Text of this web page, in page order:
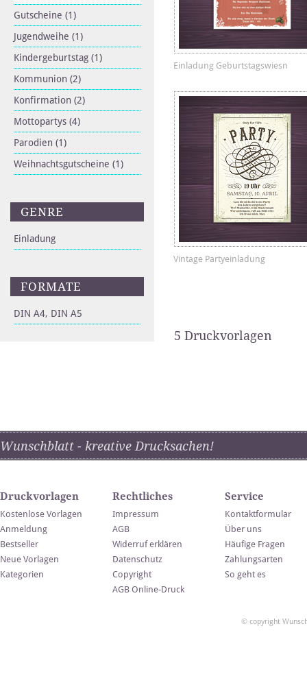
Gutscheine (1)
Jugendweihe (1)
Kindergeburtstag (1)
Kommunion (2)
Konfirmation (2)
Mottopartys (4)
Parodien (1)
Weihnachtsgutscheine (1)
GENRE
Einladung
FORMATE
DIN A4, DIN A5
Einladung Geburtstagswiesn
Vintage Partyeinladung
5 Druckvorlagen
Wunschblatt - kreative Drucksachen!
Druckvorlagen
Kostenlose Vorlagen
Anmeldung
Bestseller
Neue Vorlagen
Kategorien
Rechtliches
Impressum
AGB
Widerruf erklären
Datenschutz
Copyright
AGB Online-Druck
Service
Kontaktformular
Über uns
Häufige Fragen
Zahlungsarten
So geht es
© copyright